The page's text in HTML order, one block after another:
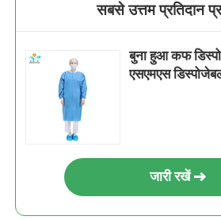
सबसे उत्तम प्रतिदान
बुना हुआ कफ
एसएमएस
जारी रखें